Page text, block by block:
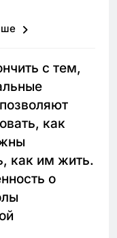
с тем,
как
как им жить.
о